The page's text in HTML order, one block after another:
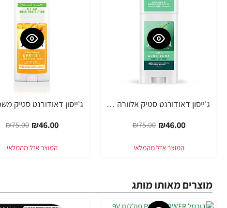
-39%
ג'ייסון דאודורנט סטיק אלוורה 71 גרם - מבית JASON
₪46.00
₪75.00
-39%
₪46.00
₪75.00
מוצרים מאותו מותג